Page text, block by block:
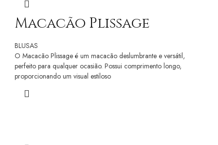
Macacão Plissage
BLUSAS
O Macacão Plissage é um macacão deslumbrante e versátil,
perfeito para qualquer ocasião. Possui comprimento longo,
proporcionando um visual estiloso